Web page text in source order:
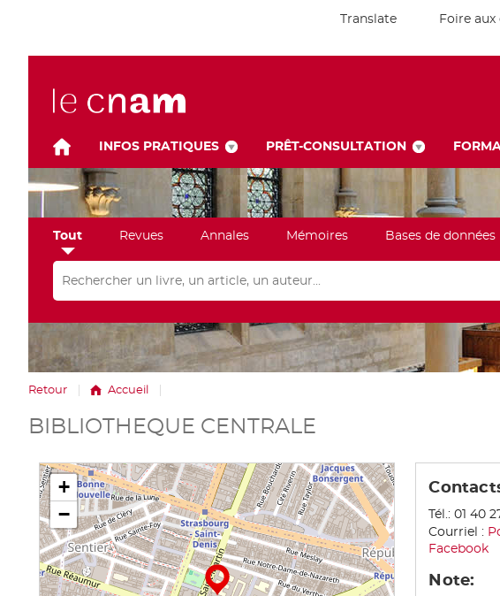
Translate Foire
INFOS PRATIQUES PRÊT-CONSULTATION
Tout Revues Annales Mémoires Bases de données
Rechercher dans "Tout"
Retour Accueil
BIBLIOTHEQUE CENTRALE
+
−
Tél.: 01 40
Courriel :
Facebook
Note: